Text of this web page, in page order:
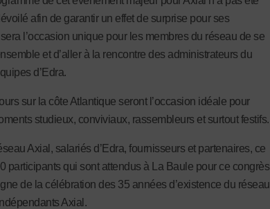
afin de garantir un effet de surprise pour ses
l’occasion unique pour les membres du réseau de se
et d’aller à la rencontre des administrateurs du
d’Edra.
sur la côte Atlantique seront l’occasion idéale pour
studieux, conviviaux, rassembleurs et surtout festifs.
Axial, salariés d’Edra, fournisseurs et partenaires, ce
participants qui sont attendus à La Baule pour ce congrès
de la célébration des 35 années d’existence du réseau
Axial.